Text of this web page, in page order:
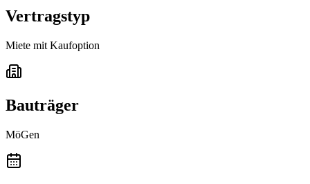
Vertragstyp
Miete mit Kaufoption
Bauträger
MöGen